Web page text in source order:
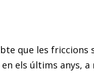
que les friccions
els últims anys, a